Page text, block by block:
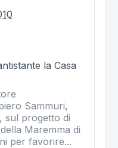
la Casa
Sammuri,
sul progetto di
Maremma di
per favorire...